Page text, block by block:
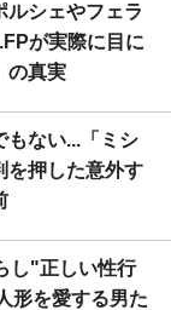
ルシェやフェラ
が実際に目に
の真実
もない...「ミシ
を押した意外す
し"正しい性行
形を愛する男た